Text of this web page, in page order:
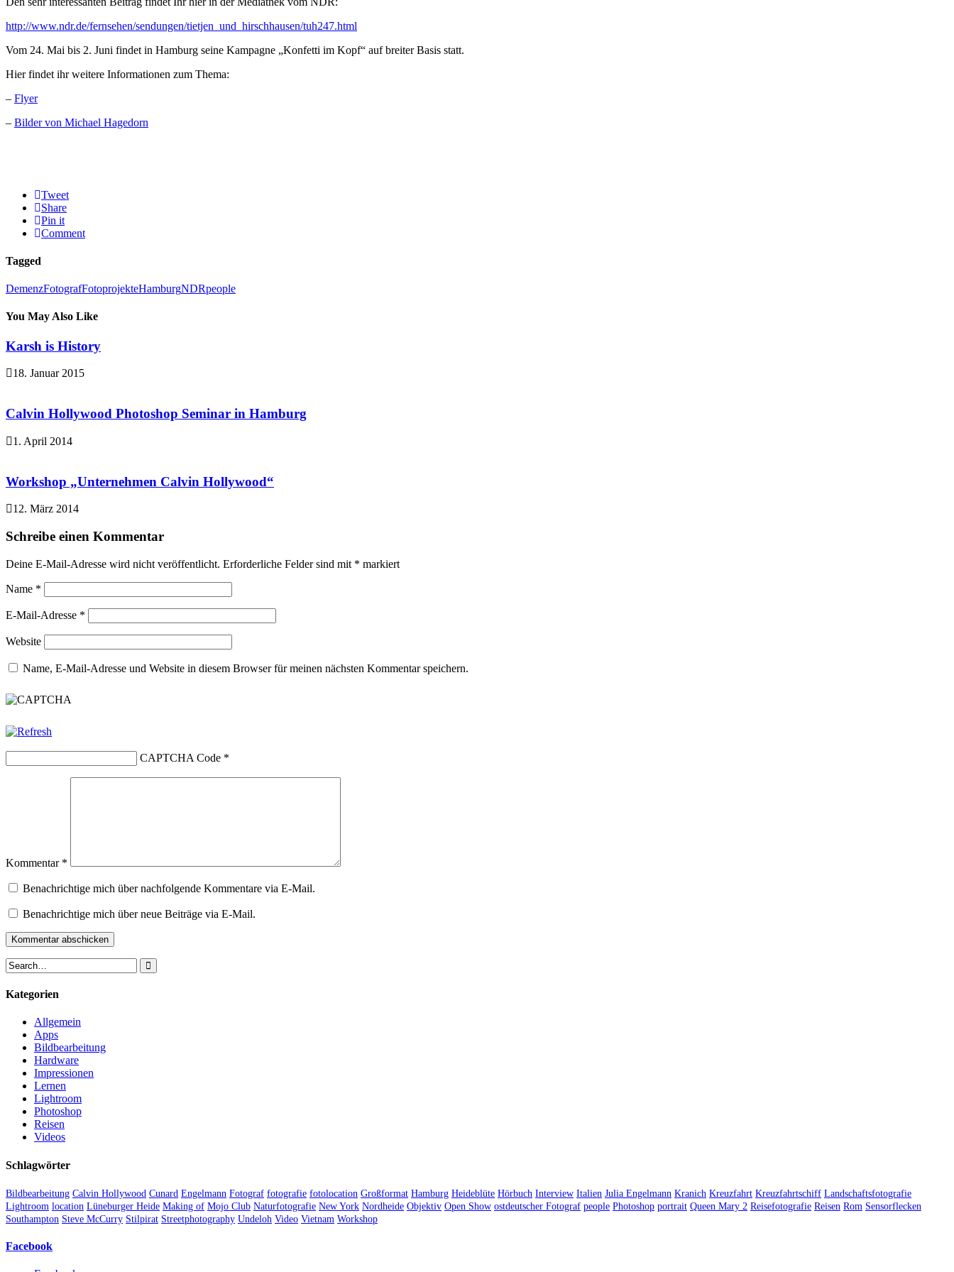
http://www.ndr.de/fernsehen/sendungen/tietjen_und_hirschhausen/tuh247.html
Vom 24. Mai bis 2. Juni findet in Hamburg seine Kampagne „Konfetti im Kopf“ auf breiter Basis statt.
Hier findet ihr weitere Informationen zum Thema:
– Flyer
– Bilder von Michael Hagedorn
Tweet
Share
Pin it
Comment
Tagged
DemenzFotografFotoprojekteHamburgNDRpeople
You May Also Like
Karsh is History
18. Januar 2015
Calvin Hollywood Photoshop Seminar in Hamburg
1. April 2014
Workshop „Unternehmen Calvin Hollywood“
12. März 2014
Schreibe einen Kommentar
Deine E-Mail-Adresse wird nicht veröffentlicht. Erforderliche Felder sind mit * markiert
Name *
E-Mail-Adresse *
Website
Name, E-Mail-Adresse und Website in diesem Browser für meinen nächsten Kommentar speichern.
CAPTCHA Code *
Kommentar *
Benachrichtige mich über nachfolgende Kommentare via E-Mail.
Benachrichtige mich über neue Beiträge via E-Mail.
Kategorien
Allgemein
Apps
Bildbearbeitung
Hardware
Impressionen
Lernen
Lightroom
Photoshop
Reisen
Videos
Schlagwörter
Bildbearbeitung Calvin Hollywood Cunard Engelmann Fotograf fotografie fotolocation Großformat Hamburg Heideblüte Hörbuch Interview Italien Julia Engelmann Kranich Kreuzfahrt Kreuzfahrtschiff Landschaftsfotografie
Lightroom location Lüneburger Heide Making of Mojo Club Naturfotografie New York Nordheide Objektiv Open Show ostdeutscher Fotograf people Photoshop portrait Queen Mary 2 Reisefotografie Reisen Rom Sensorflecken
Southampton Steve McCurry Stilpirat Streetphotography Undeloh Video Vietnam Workshop
Facebook